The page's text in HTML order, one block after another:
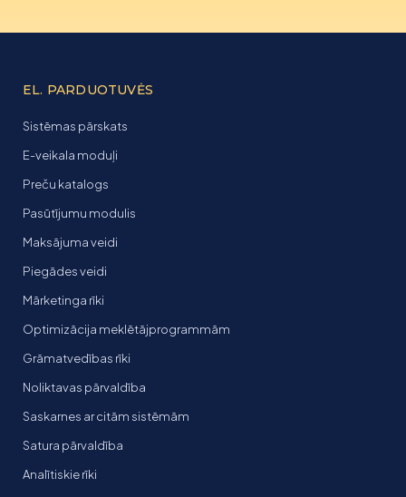
EL. PARDUOTUVĖS
Sistēmas pārskats
E-veikala moduļi
Preču katalogs
Pasūtījumu modulis
Maksājuma veidi
Piegādes veidi
Mārketinga rīki
Optimizācija meklētājprogrammām
Grāmatvedības rīki
Noliktavas pārvaldība
Saskarnes ar citām sistēmām
Satura pārvaldība
Analītiskie rīki